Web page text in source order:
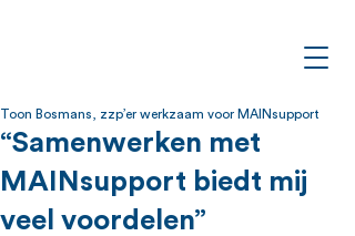
“Samenwerken met
MAINsupport biedt mij
veel voordelen”
Toon Bosmans, zzp’er werkzaam voor MAINsupport